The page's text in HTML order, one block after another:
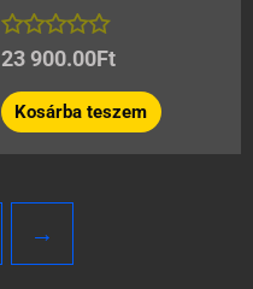
Értékelés:
/
5
23 900.00Ft
Kosárba teszem
→